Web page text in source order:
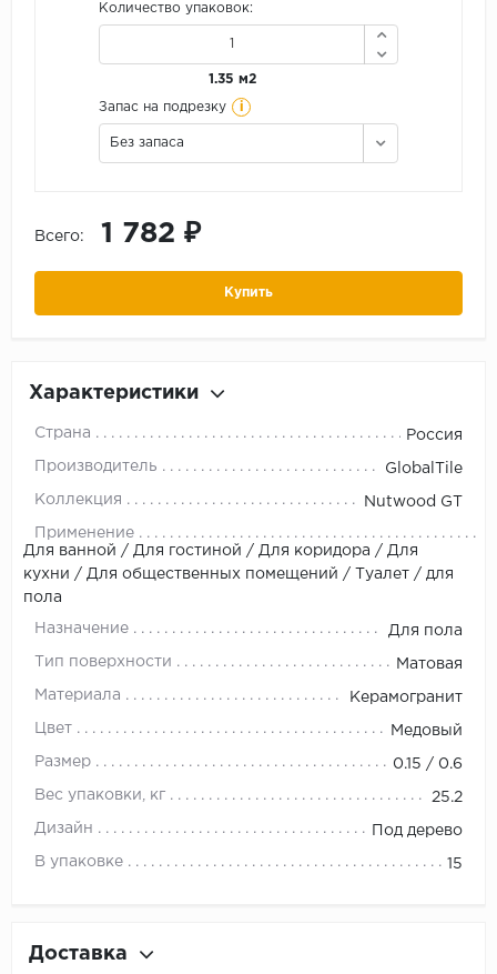
Количество упаковок:
1.35 м2
Запас на подрезку i
Без запаса
Всего: 1 782 ₽
Купить
Характеристики
Страна Россия
Производитель GlobalTile
Коллекция Nutwood GT
Применение
Для ванной / Для гостиной / Для коридора / Для
кухни / Для общественных помещений / Туалет / для
пола
Назначение Для пола
Тип поверхности Матовая
Материала Керамогранит
Цвет Медовый
Размер 0.15 / 0.6
Вес упаковки, кг 25.2
Дизайн Под дерево
В упаковке 15
Доставка